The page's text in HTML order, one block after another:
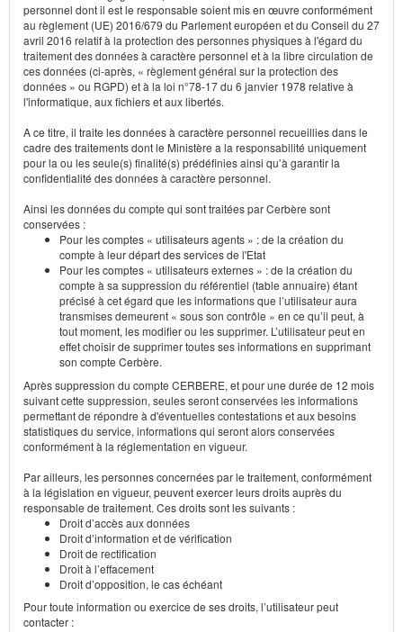
personnel dont il est le responsable soient mis en œuvre conformément
au règlement (UE) 2016/679 du Parlement européen et du Conseil du 27
avril 2016 relatif à la protection des personnes physiques à l'égard du
traitement des données à caractère personnel et à la libre circulation de
ces données (ci-après, « règlement général sur la protection des
données » ou RGPD) et à la loi n°78-17 du 6 janvier 1978 relative à
l'informatique, aux fichiers et aux libertés.
A ce titre, il traite les données à caractère personnel recueillies dans le
cadre des traitements dont le Ministère a la responsabilité uniquement
pour la ou les seule(s) finalité(s) prédéfinies ainsi qu’à garantir la
confidentialité des données à caractère personnel.
Ainsi les données du compte qui sont traitées par Cerbère sont
conservées :
Pour les comptes « utilisateurs agents » : de la création du
compte à leur départ des services de l'Etat
Pour les comptes « utilisateurs externes » : de la création du
compte à sa suppression du référentiel (table annuaire) étant
précisé à cet égard que les informations que l’utilisateur aura
transmises demeurent « sous son contrôle » en ce qu’il peut, à
tout moment, les modifier ou les supprimer. L’utilisateur peut en
effet choisir de supprimer toutes ses informations en supprimant
son compte Cerbère.
Après suppression du compte CERBERE, et pour une durée de 12 mois
suivant cette suppression, seules seront conservées les informations
permettant de répondre à d'éventuelles contestations et aux besoins
statistiques du service, informations qui seront alors conservées
conformément à la réglementation en vigueur.
Par ailleurs, les personnes concernées par le traitement, conformément
à la législation en vigueur, peuvent exercer leurs droits auprès du
responsable de traitement. Ces droits sont les suivants :
Droit d’accès aux données
Droit d’information et de vérification
Droit de rectification
Droit à l’effacement
Droit d’opposition, le cas échéant
Pour toute information ou exercice de ses droits, l’utilisateur peut
contacter :